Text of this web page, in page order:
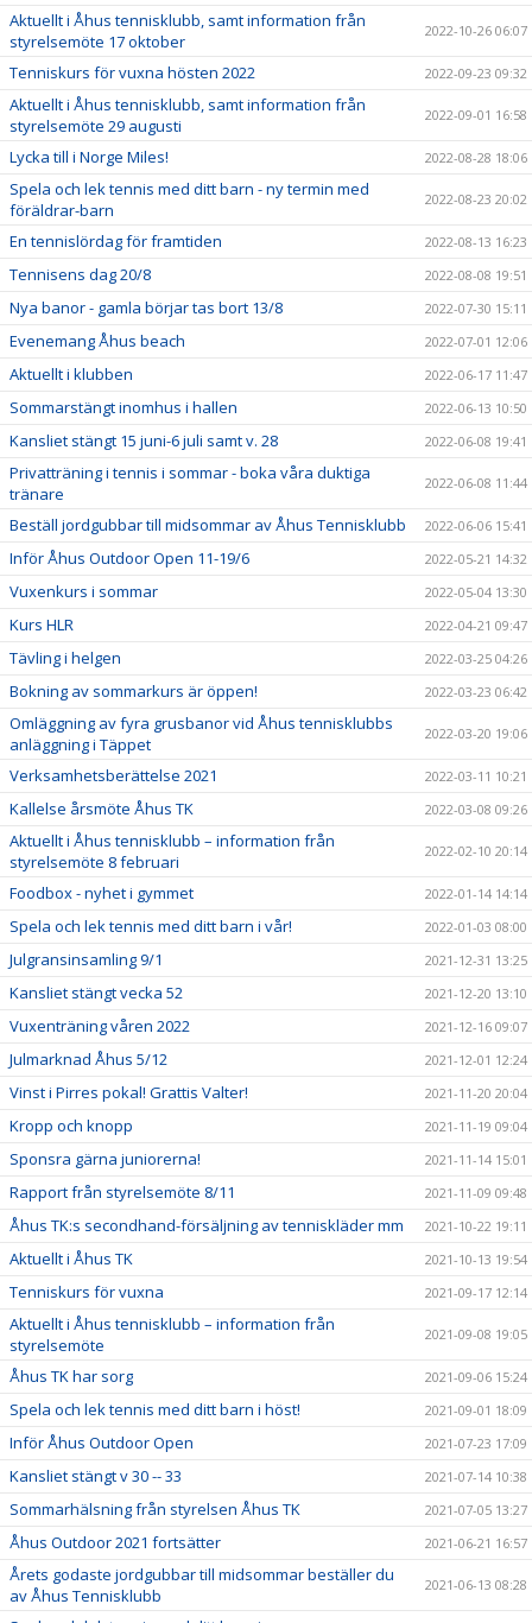
Aktuellt i Åhus tennisklubb, samt information från
styrelsemöte 17 oktober
2022-10-26 06:07
Tenniskurs för vuxna hösten 2022 2022-09-23 09:32
Aktuellt i Åhus tennisklubb, samt information från
styrelsemöte 29 augusti
2022-09-01 16:58
Lycka till i Norge Miles! 2022-08-28 18:06
Spela och lek tennis med ditt barn - ny termin med
föräldrar-barn
2022-08-23 20:02
En tennislördag för framtiden 2022-08-13 16:23
Tennisens dag 20/8 2022-08-08 19:51
Nya banor - gamla börjar tas bort 13/8 2022-07-30 15:11
Evenemang Åhus beach 2022-07-01 12:06
Aktuellt i klubben 2022-06-17 11:47
Sommarstängt inomhus i hallen 2022-06-13 10:50
Kansliet stängt 15 juni-6 juli samt v. 28 2022-06-08 19:41
Privatträning i tennis i sommar - boka våra duktiga
tränare
2022-06-08 11:44
Beställ jordgubbar till midsommar av Åhus Tennisklubb 2022-06-06 15:41
Inför Åhus Outdoor Open 11-19/6 2022-05-21 14:32
Vuxenkurs i sommar 2022-05-04 13:30
Kurs HLR 2022-04-21 09:47
Tävling i helgen 2022-03-25 04:26
Bokning av sommarkurs är öppen! 2022-03-23 06:42
Omläggning av fyra grusbanor vid Åhus tennisklubbs
anläggning i Täppet
2022-03-20 19:06
Verksamhetsberättelse 2021 2022-03-11 10:21
Kallelse årsmöte Åhus TK 2022-03-08 09:26
Aktuellt i Åhus tennisklubb – information från
styrelsemöte 8 februari
2022-02-10 20:14
Foodbox - nyhet i gymmet 2022-01-14 14:14
Spela och lek tennis med ditt barn i vår! 2022-01-03 08:00
Julgransinsamling 9/1 2021-12-31 13:25
Kansliet stängt vecka 52 2021-12-20 13:10
Vuxenträning våren 2022 2021-12-16 09:07
Julmarknad Åhus 5/12 2021-12-01 12:24
Vinst i Pirres pokal! Grattis Valter! 2021-11-20 20:04
Kropp och knopp 2021-11-19 09:04
Sponsra gärna juniorerna! 2021-11-14 15:01
Rapport från styrelsemöte 8/11 2021-11-09 09:48
Åhus TK:s secondhand-försäljning av tenniskläder mm 2021-10-22 19:11
Aktuellt i Åhus TK 2021-10-13 19:54
Tenniskurs för vuxna 2021-09-17 12:14
Aktuellt i Åhus tennisklubb – information från
styrelsemöte
2021-09-08 19:05
Åhus TK har sorg 2021-09-06 15:24
Spela och lek tennis med ditt barn i höst! 2021-09-01 18:09
Inför Åhus Outdoor Open 2021-07-23 17:09
Kansliet stängt v 30 -- 33 2021-07-14 10:38
Sommarhälsning från styrelsen Åhus TK 2021-07-05 13:27
Åhus Outdoor 2021 fortsätter 2021-06-21 16:57
Årets godaste jordgubbar till midsommar beställer du
av Åhus Tennisklubb
2021-06-13 08:28